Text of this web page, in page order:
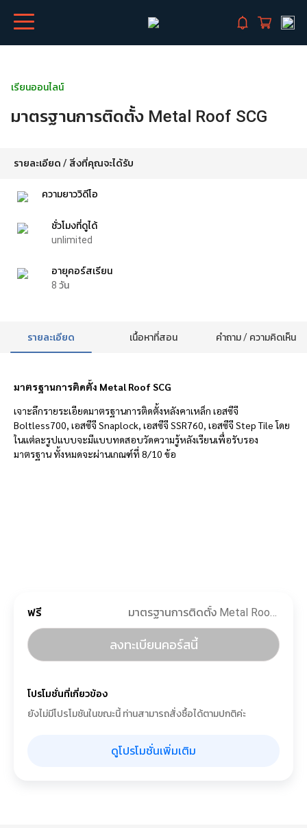
เรียนออนไลน์
มาตรฐานการติดตั้ง Metal Roof SCG
รายละเอียด / สิ่งที่คุณจะได้รับ
ความยาววิดีโอ
ชั่วโมงที่ดูได้
unlimited
อายุคอร์สเรียน
8 วัน
รายละเอียด เนื้อหาที่สอน คำถาม / ความคิดเห็น
มาตรฐานการติดตั้ง Metal Roof SCG
เจาะลึกรายระเอียดมาตรฐานการติดตั้งหลังคาเหล็ก เอสซีจี
Boltless700, เอสซีจี Snaplock, เอสซีจี SSR760, เอสซีจี Step Tile โดย
ในแต่ละรูปแบบจะมีแบบทดสอบวัดความรู้หลังเรียนเพื่อรับรอง
มาตรฐาน ทั้งหมดจะผ่านเกณฑ์ที่ 8/10 ข้อ
ฟรี มาตรฐานการติดตั้ง Metal Roof SCG
ลงทะเบียนคอร์สนี้
โปรโมชั่นที่เกี่ยวข้อง
ยังไม่มีโปรโมชันในขณะนี้ ท่านสามารถสั่งซื้อได้ตามปกติค่ะ
ดูโปรโมชั่นเพิ่มเติม